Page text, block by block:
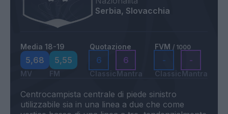
Serbia, Slovacchia
Media 18-19
5,68
MV
5,55
FM
Quotazione
6
Classic
6
Mantra
FVM / 1000
-
Classic
-
Mantra
Centrocampista centrale di piede sinistro
utilizzabile sia in una linea a due che come